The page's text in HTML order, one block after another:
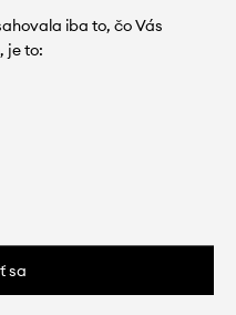
iba to, čo Vás
je to:
sa